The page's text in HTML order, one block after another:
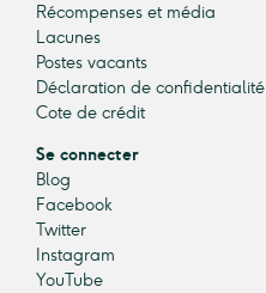
Récompenses et média
Lacunes
Postes vacants
Déclaration de confidentialité
Cote de crédit
Se connecter
Blog
Facebook
Twitter
Instagram
YouTube